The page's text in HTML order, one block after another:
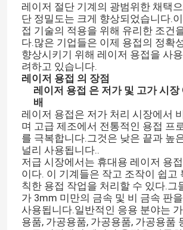
레이저 절단 기계의 광범위한 채택
단 정밀도는 크게 향상되었습니다.
접 기술의 적용을 위해 유리한 조건
다.많은 기업들은 이제 용접의 정확
향상시키기 위해 레이저 용접을 사
려하고 있습니다.
레이저 용접 의 장점
레이저 용접 은 저가 및 고가 시장
배
레이저 용접은 저가 처리 시장에서
며 고급 제조에서 전통적인 용접 프
를 극복합니다.그것은 낮은 끝과 높
널리 사용됩니다..
저급 시장에서는 휴대용 레이저 용
이다. 이 기계들은 작고 조작이 쉽고
칙한 용접 작업을 처리할 수 있다.그
가 3mm 미만의 금속 및 비 금속 판
사용됩니다.일반적인 응용 분야는
용품, 가공용품, 가공용품, 가공용품